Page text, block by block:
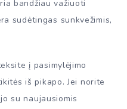
bandžiau važiuoti
sudėtingas sunkvežimis,
į pasimylėjimo
iš pikapo. Jei norite
su naujausiomis